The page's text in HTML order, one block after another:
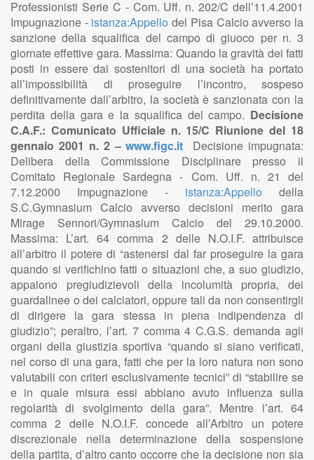
Professionisti Serie C - Com. Uff. n. 202/C dell’11.4.2001
Impugnazione - istanza:Appello del Pisa Calcio avverso la
sanzione della squalifica del campo di giuoco per n. 3
giornate effettive gara. Massima: Quando la gravità dei fatti
posti in essere dai sostenitori di una società ha portato
all’impossibilità di proseguire l’incontro, sospeso
definitivamente dall’arbitro, la società è sanzionata con la
perdita della gara e la squalifica del campo. Decisione
C.A.F.: Comunicato Ufficiale n. 15/C Riunione del 18
gennaio 2001 n. 2 –www.figc.it
Decisione impugnata:
Delibera della Commissione Disciplinare presso il
Comitato Regionale Sardegna - Com. Uff. n. 21 del
7.12.2000 Impugnazione - istanza:Appello della
S.C.Gymnasium Calcio avverso decisioni merito gara
Mirage Sennori/Gymnasium Calcio del 29.10.2000.
Massima: L’art. 64 comma 2 delle N.O.I.F. attribuisce
all’arbitro il potere di “astenersi dal far proseguire la gara
quando si verifichino fatti o situazioni che, a suo giudizio,
appaiono pregiudizievoli della incolumità propria, dei
guardalinee o dei calciatori, oppure tali da non consentirgli
di dirigere la gara stessa in piena indipendenza di
giudizio”; peraltro, l’art. 7 comma 4 C.G.S. demanda agli
organi della giustizia sportiva “quando si siano verificati,
nel corso di una gara, fatti che per la loro natura non sono
valutabili con criteri esclusivamente tecnici” di “stabilire se
e in quale misura essi abbiano avuto influenza sulla
regolarità di svolgimento della gara”. Mentre l’art. 64
comma 2 delle N.O.I.F. concede all’Arbitro un potere
discrezionale nella determinazione della sospensione
della partita, d’altro canto occorre che la decisione non sia